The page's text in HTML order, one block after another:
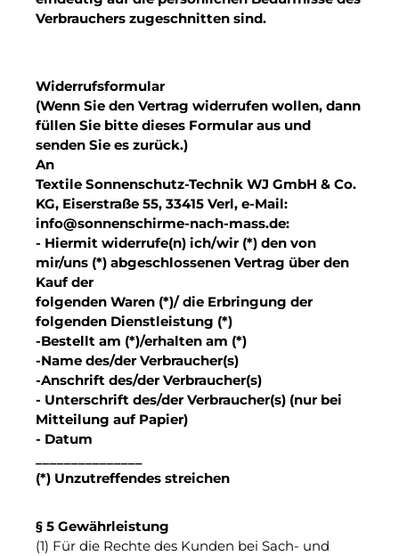
Verbrauchers zugeschnitten sind.
Widerrufsformular
(Wenn Sie den Vertrag widerrufen wollen, dann
füllen Sie bitte dieses Formular aus und
senden Sie es zurück.)
An
Textile Sonnenschutz-Technik WJ GmbH & Co.
KG, Eiserstraße 55, 33415 Verl, e-Mail:
info@sonnenschirme-nach-mass.de:
- Hiermit widerrufe(n) ich/wir (*) den von
mir/uns (*) abgeschlossenen Vertrag über den
Kauf der
folgenden Waren (*)/ die Erbringung der
folgenden Dienstleistung (*)
-Bestellt am (*)/erhalten am (*)
-Name des/der Verbraucher(s)
-Anschrift des/der Verbraucher(s)
- Unterschrift des/der Verbraucher(s) (nur bei
Mitteilung auf Papier)
- Datum
(*) Unzutreffendes streichen
§ 5 Gewährleistung
(1) Für die Rechte des Kunden bei Sach- und